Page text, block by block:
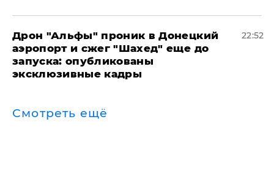
Дрон "Альфы" проник в Донецкий
аэропорт и сжег "Шахед" еще до
запуска: опубликованы
эксклюзивные кадры
22:52
Смотреть ещё